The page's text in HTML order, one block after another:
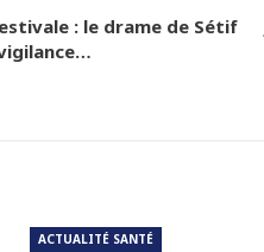
: le drame de Sétif
ACTUALITÉ SANTÉ